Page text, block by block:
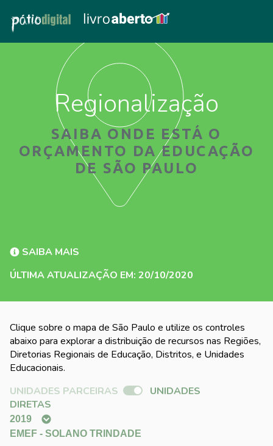
Regionalização
SAIBA ONDE ESTÁ O
ORÇAMENTO DA EDUCAÇÃO
DE SÃO PAULO
SAIBA MAIS
ÚLTIMA ATUALIZAÇÃO EM: 20/10/2020
Clique sobre o mapa de São Paulo e utilize os controles
abaixo para explorar a distribuição de recursos nas Regiões,
Diretorias Regionais de Educação, Distritos, e Unidades
Educacionais.
UNIDADES PARCEIRAS
UNIDADES
DIRETAS